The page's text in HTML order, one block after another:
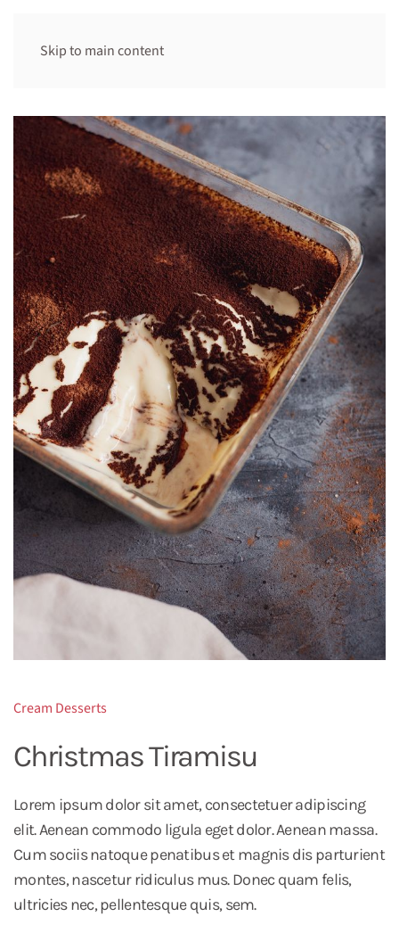
Skip to main content
Cream Desserts
Christmas Tiramisu
Lorem ipsum dolor sit amet, consectetuer adipiscing
elit. Aenean commodo ligula eget dolor. Aenean massa.
Cum sociis natoque penatibus et magnis dis parturient
montes, nascetur ridiculus mus. Donec quam felis,
ultricies nec, pellentesque quis, sem.